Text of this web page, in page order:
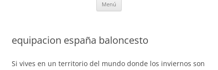
Menú
equipacion españa baloncesto
Si vives en un territorio del mundo donde los inviernos son